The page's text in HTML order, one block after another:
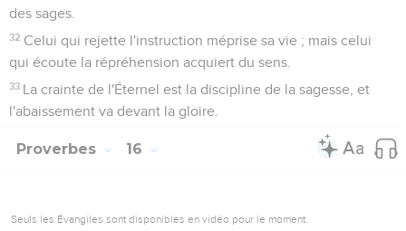
des sages.
32 Celui qui rejette l'instruction méprise sa vie ; mais celui
qui écoute la répréhension acquiert du sens.
33 La crainte de l'Éternel est la discipline de la sagesse, et
l'abaissement va devant la gloire.
Proverbes 16
Seuls les Évangiles sont disponibles en vidéo pour le moment.